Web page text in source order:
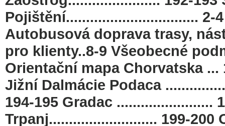
Pojištění.................................
Autobusová doprava trasy,
pro klienty..8-9 Všeobecné
Orientační mapa Chorvatska
Jižní Dalmácie Podaca
194-195 Gradac ........................
Trpanj........................... 199-200